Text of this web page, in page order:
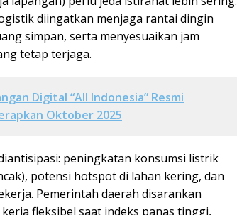
diingatkan menjaga rantai dingin
simpan, serta menyesuaikan jam
tetap terjaga.
Digital “All Indonesia” Resmi
Oktober 2025
peningkatan konsumsi listrik
potensi hotspot di lahan kering, dan
Pemerintah daerah disarankan
fleksibel saat indeks panas tinggi,